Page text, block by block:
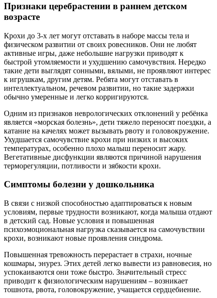
Признаки церебрастении в раннем детском
возрасте
Крохи до 3-х лет могут отставать в наборе массы тела и
физическом развитии от своих ровесников. Они не любят
активные игры, даже небольшие нагрузки приводят к
быстрой утомляемости и ухудшению самочувствия. Нередко
такие дети выглядят сонными, вялыми, не проявляют интерес
к игрушкам, другим детям. Ребята могут отставать в
интеллектуальном, речевом развитии, но такие задержки
обычно умеренные и легко корригируются.
Одним из признаков неврологических отклонений у ребёнка
является «морская болезнь», дети тяжело переносят поездки, а
катание на качелях может вызывать рвоту и головокружение.
Ухудшается самочувствие крохи при низких и высоких
температурах, особенно плохо малыш переносит жару.
Вегетативные дисфункции являются причиной нарушения
терморегуляции, потливости и зябкости крохи.
Симптомы болезни у дошкольника
В связи с низкой способностью адаптироваться к новым
условиям, первые трудности возникают, когда малыша отдают
в детский сад. Новые условия и повышенная
психоэмоциональная нагрузка сказывается на самочувствии
крохи, возникают новые проявления синдрома.
Повышенная тревожность перерастает в страхи, ночные
кошмары, энурез. Этих детей легко вывести из равновесия, но
успокаиваются они тоже быстро. Значительный стресс
приводит к физиологическим нарушениям – возникает
тошнота, рвота, головокружение, учащается сердцебиение.